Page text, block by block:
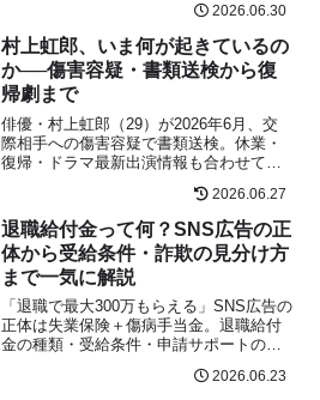
を防ぐチェックリストをわかりやすく解
説。
2026.06.30
村上虹郎、いま何が起きているの
か──傷害容疑・書類送検から復
帰劇まで
俳優・村上虹郎（29）が2026年6月、交
際相手への傷害容疑で書類送検。休業・
復帰・ドラマ最新出演情報も合わせて完
2026.06.27
退職給付金って何？SNS広告の正
体から受給条件・詐欺の見分け方
まで一気に解説
「退職で最大300万もらえる」SNS広告の
正体は失業保険＋傷病手当金。退職給付
金の種類・受給条件・申請サポートの活
2026.06.23